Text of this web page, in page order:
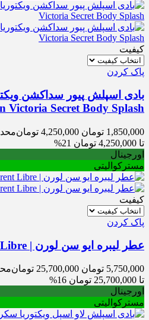
کیفیت
پاک کردن
Victoria Secret Body Splash
1,850,000 تومان 4,250,000 تومان
تا 4,250,000 تومان
21%
اورجینال
مسترکوالیتی
کیفیت
پاک کردن
عطر لیبره ایو سن لورن | Yves Saint Laurent Libre
5,750,000 تومان 25,700,000 تومان
تا 25,700,000 تومان
16%
اورجینال
مسترکوالیتی